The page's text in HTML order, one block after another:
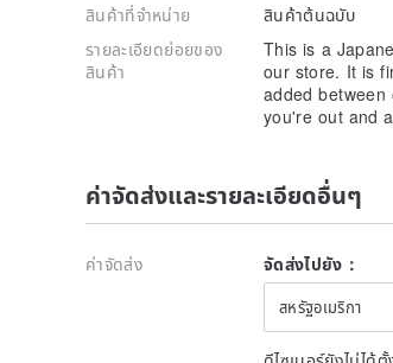
สินค้าที่จำหน่าย
สินค้าต้นฉบับ
รายละเอียดย่อยของ
สินค้า
This is a
our store. It is
added
you're out and
ค่าจัดส่งและรายละเอียดอื่นๆ
ค่าจัดส่ง จัดส่งไปยัง：
สหรัฐอเมริกา